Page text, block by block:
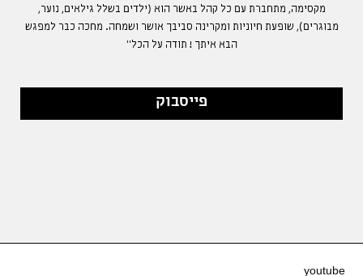
מקסימה, מתחברת עם כל קהל באשר הוא (ילדים בשלל גילאים, נוער,
מבוגרים), שופעת חיוניות ומקרינה סביבך אושר ושמחה. מחכה כבר למפגש
הבא איתך ! תודה על הכל"
פייסבוק
youtube